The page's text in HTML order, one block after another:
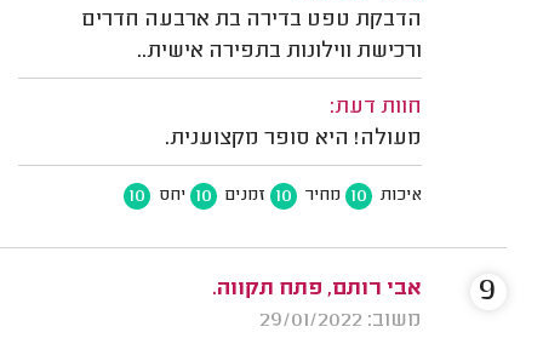
הדבקת טפט בדירה בת ארבעה חדרים
ורכישת ווילונות בתפירה אישית..
חוות דעת:
מעולה! היא סופר מקצוענית.
איכות 10 מחיר 10 זמנים 10 יחס 10
אבי רותם, פתח תקווה.
משוב: 29/01/2022
9